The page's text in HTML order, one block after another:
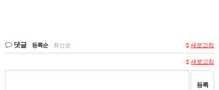
댓글 등록순 최신순 새로고침
새로고침
등록